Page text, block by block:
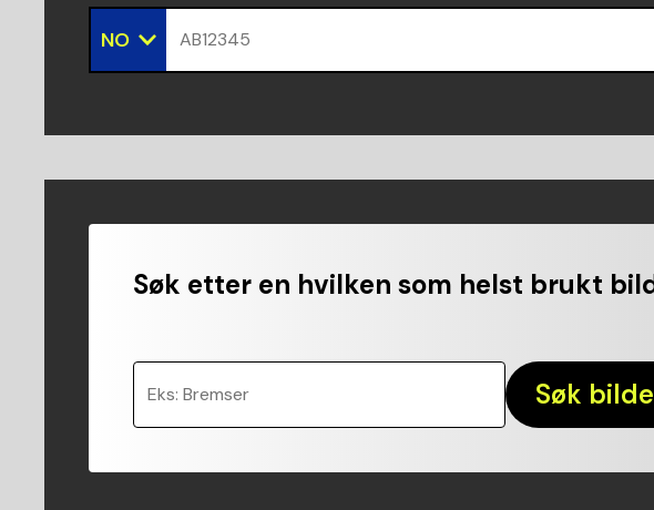
NO AB12345
Søk etter en hvilken som helst brukt
Eks: Bremser Søk